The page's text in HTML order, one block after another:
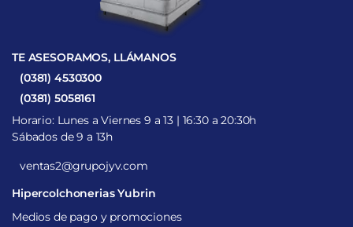
TE ASESORAMOS, LLÁMANOS
(0381) 4530300
(0381) 5058161
Horario: Lunes a Viernes 9 a 13 | 16:30 a 20:30h
Sábados de 9 a 13h
ventas2@grupojyv.com
Hipercolchonerias Yubrin
Medios de pago y promociones